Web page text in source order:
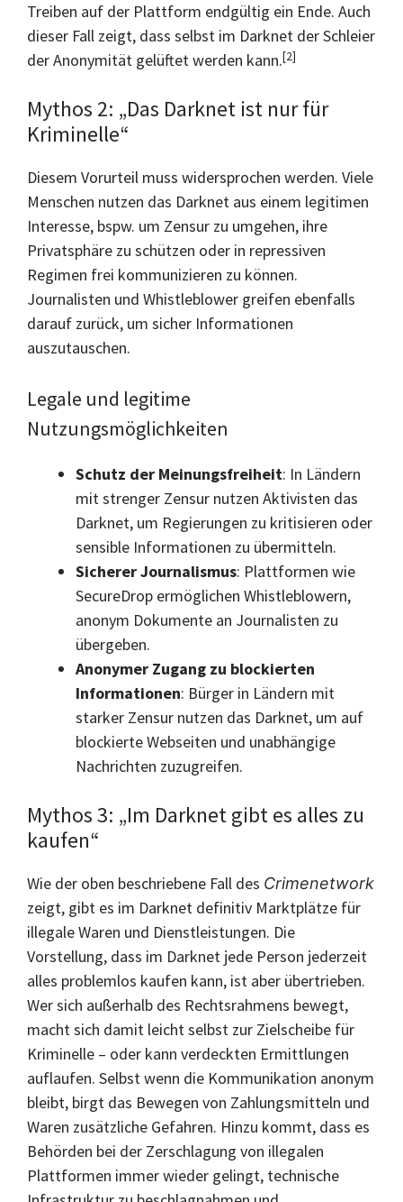
Treiben auf der Plattform endgültig ein Ende. Auch
dieser Fall zeigt, dass selbst im Darknet der Schleier
der Anonymität gelüftet werden kann.[2]
Mythos 2: „Das Darknet ist nur für
Kriminelle“
Diesem Vorurteil muss widersprochen werden. Viele
Menschen nutzen das Darknet aus einem legitimen
Interesse, bspw. um Zensur zu umgehen, ihre
Privatsphäre zu schützen oder in repressiven
Regimen frei kommunizieren zu können.
Journalisten und Whistleblower greifen ebenfalls
darauf zurück, um sicher Informationen
auszutauschen.
Legale und legitime
Nutzungsmöglichkeiten
Schutz der Meinungsfreiheit: In Ländern
mit strenger Zensur nutzen Aktivisten das
Darknet, um Regierungen zu kritisieren oder
sensible Informationen zu übermitteln.
Sicherer Journalismus: Plattformen wie
SecureDrop ermöglichen Whistleblowern,
anonym Dokumente an Journalisten zu
übergeben.
Anonymer Zugang zu blockierten
Informationen: Bürger in Ländern mit
starker Zensur nutzen das Darknet, um auf
blockierte Webseiten und unabhängige
Nachrichten zuzugreifen.
Mythos 3: „Im Darknet gibt es alles zu
kaufen“
Wie der oben beschriebene Fall des Crimenetwork
zeigt, gibt es im Darknet definitiv Marktplätze für
illegale Waren und Dienstleistungen. Die
Vorstellung, dass im Darknet jede Person jederzeit
alles problemlos kaufen kann, ist aber übertrieben.
Wer sich außerhalb des Rechtsrahmens bewegt,
macht sich damit leicht selbst zur Zielscheibe für
Kriminelle – oder kann verdeckten Ermittlungen
auflaufen. Selbst wenn die Kommunikation anonym
bleibt, birgt das Bewegen von Zahlungsmitteln und
Waren zusätzliche Gefahren. Hinzu kommt, dass es
Behörden bei der Zerschlagung von illegalen
Plattformen immer wieder gelingt, technische